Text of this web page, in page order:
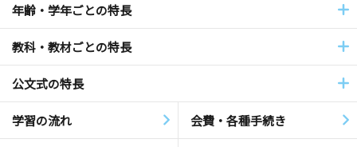
年齢・学年ごとの特長
教科・教材ごとの特長
公文式の特長
学習の流れ 会費・各種手続き